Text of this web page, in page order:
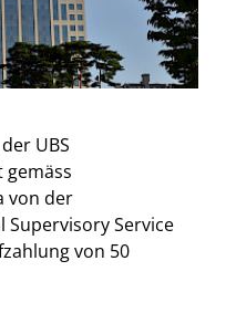
UBS
von der
Supervisory Service
von 50